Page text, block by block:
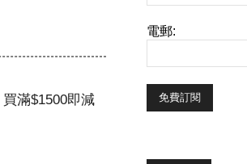
滿$1500即減
電郵: